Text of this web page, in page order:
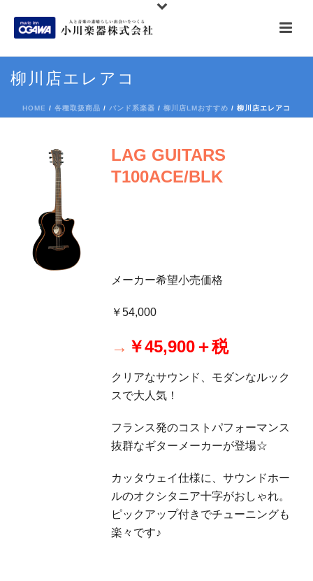
柳川店エレアコ
HOME / 各種取扱商品 / バンド系楽器 / 柳川店LMおすすめ / 柳川店エレアコ
LAG GUITARS
T100ACE/BLK
メーカー希望小売価格
￥54,000
→ ￥45,900＋税
クリアなサウンド、モダンなルック
スで大人気！
フランス発のコストパフォーマンス
抜群なギターメーカーが登場☆
カッタウェイ仕様に、サウンドホー
ルのオクシタニア十字がおしゃれ。
ピックアップ付きでチューニングも
楽々です♪